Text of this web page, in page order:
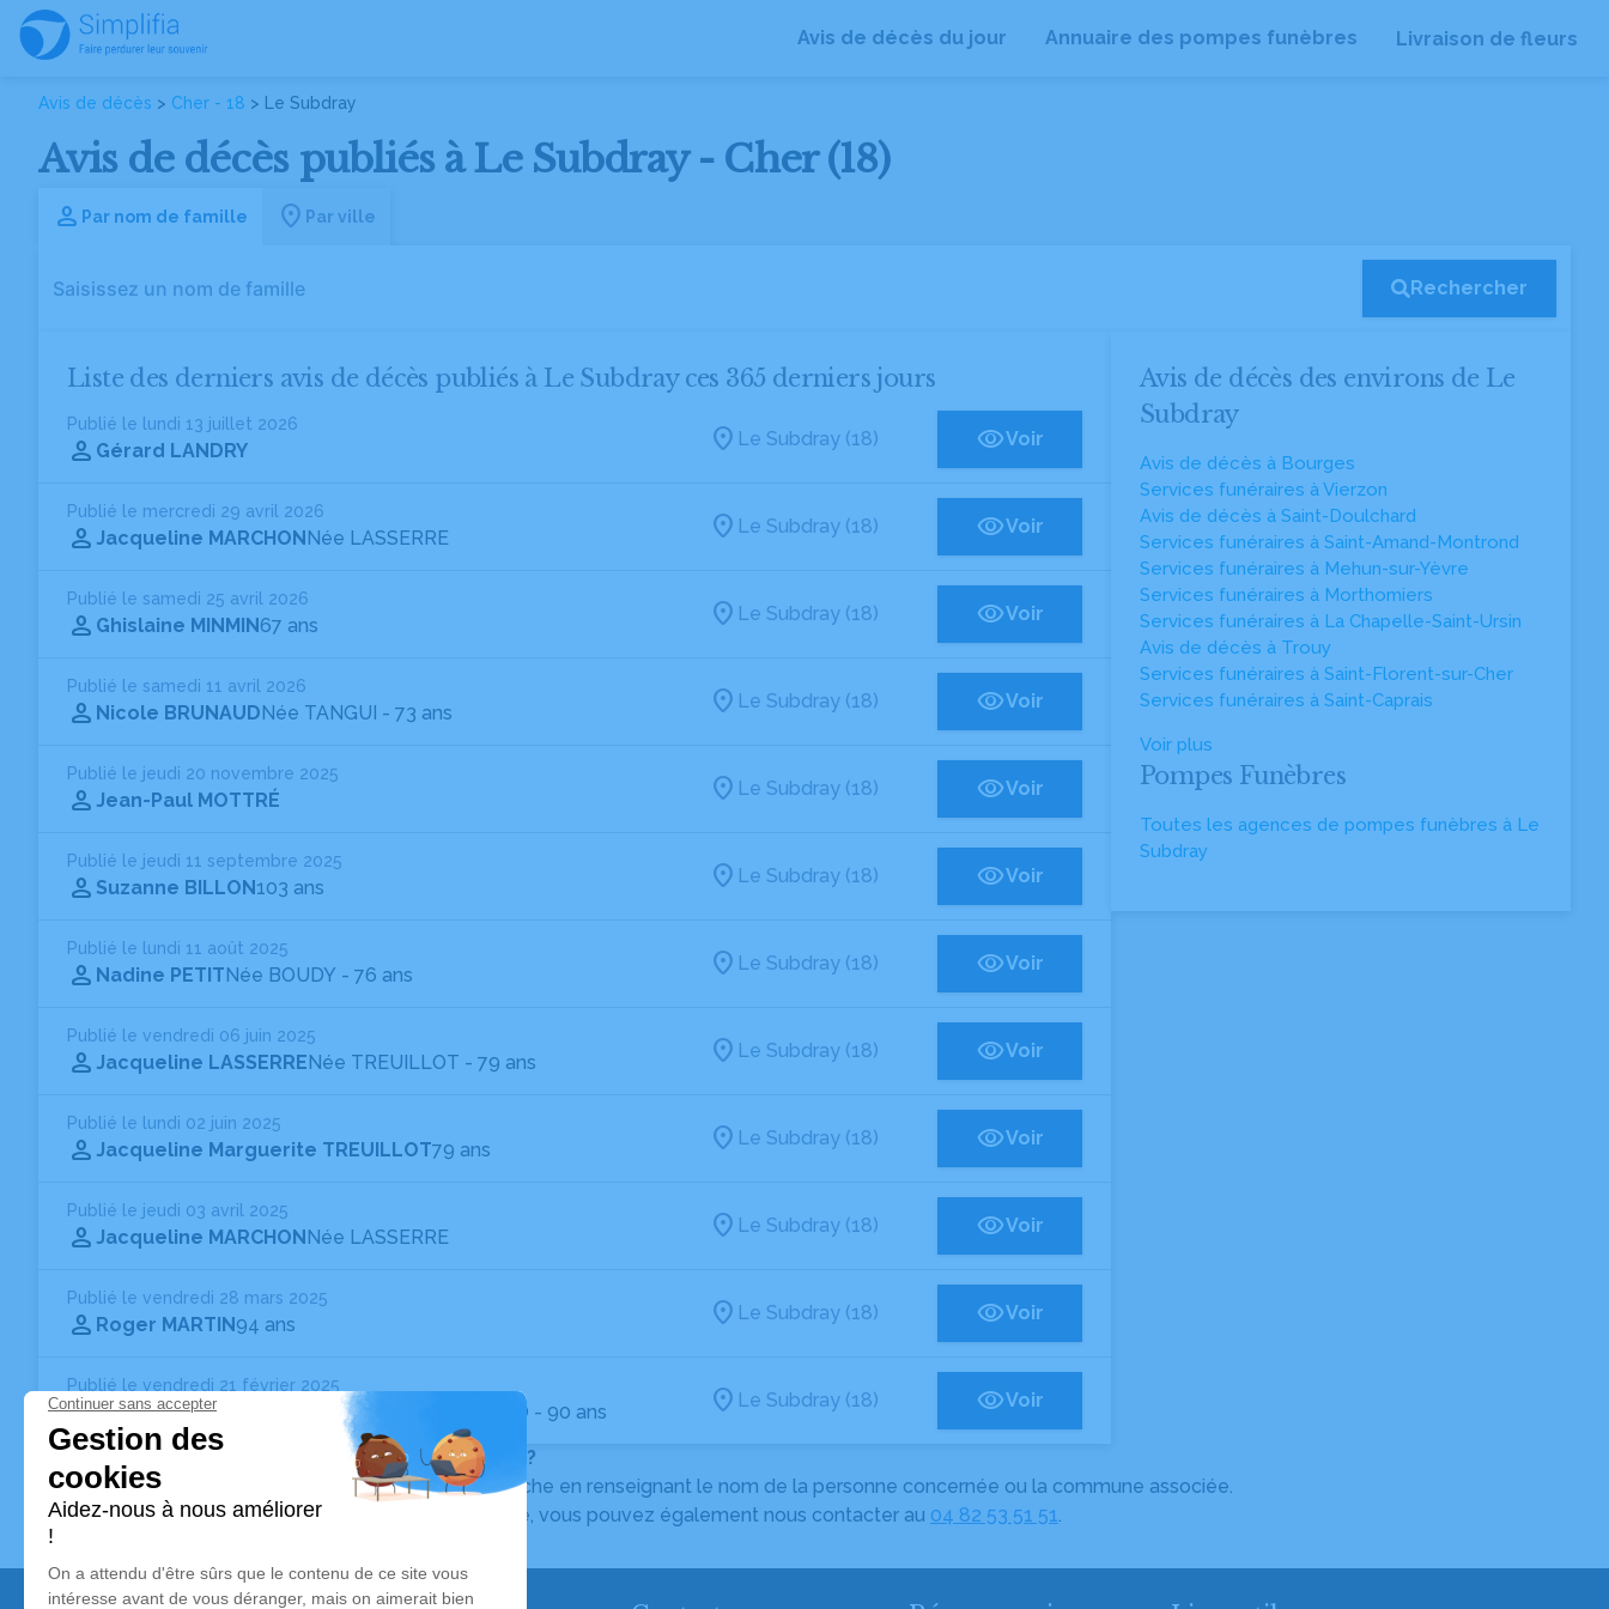
Avis de décès du jour Annuaire des pompes funèbres Livraison de fleurs
Avis de décès > Cher - 18 > Le Subdray
Avis de décès publiés à Le Subdray - Cher (18)
Par nom de famille Par ville
Rechercher
Liste des derniers avis de décès publiés à Le Subdray ces 365 derniers jours
Publié le lundi 13 juillet 2026
Gérard LANDRY
Le Subdray (18) Voir
Publié le mercredi 29 avril 2026
Jacqueline MARCHONNée LASSERRE
Le Subdray (18) Voir
Publié le samedi 25 avril 2026
Ghislaine MINMIN67 ans
Le Subdray (18) Voir
Publié le samedi 11 avril 2026
Nicole BRUNAUDNée TANGUI - 73 ans
Le Subdray (18) Voir
Publié le jeudi 20 novembre 2025
Jean-Paul MOTTRÉ
Le Subdray (18) Voir
Publié le jeudi 11 septembre 2025
Suzanne BILLON103 ans
Le Subdray (18) Voir
Publié le lundi 11 août 2025
Nadine PETITNée BOUDY - 76 ans
Le Subdray (18) Voir
Publié le vendredi 06 juin 2025
Jacqueline LASSERRENée TREUILLOT - 79 ans
Le Subdray (18) Voir
Publié le lundi 02 juin 2025
Jacqueline Marguerite TREUILLOT79 ans
Le Subdray (18) Voir
Publié le jeudi 03 avril 2025
Jacqueline MARCHONNée LASSERRE
Le Subdray (18) Voir
Publié le vendredi 28 mars 2025
Roger MARTIN94 ans
Le Subdray (18) Voir
Publié le vendredi 21 février 2025
Monique MARTINAT Née MOREAU-ISTCHENKO - 90 ans
Le Subdray (18) Voir
Avis de décès des environs de Le
Subdray
Avis de décès à Bourges
Services funéraires à Vierzon
Avis de décès à Saint-Doulchard
Services funéraires à Saint-Amand-Montrond
Services funéraires à Mehun-sur-Yèvre
Services funéraires à Morthomiers
Services funéraires à La Chapelle-Saint-Ursin
Avis de décès à Trouy
Services funéraires à Saint-Florent-sur-Cher
Services funéraires à Saint-Caprais
Voir plus
Pompes Funèbres
Toutes les agences de pompes funèbres à Le
Subdray
Vous ne trouvez pas l’avis de décès recherché ?
Pour affiner votre recherche, utilisez la barre de recherche en renseignant le nom de la personne concernée ou la commune associée.
Pour toute question relative au fonctionnement du site, vous pouvez également nous contacter au 04 82 53 51 51.